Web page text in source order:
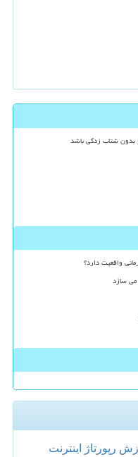
بدون شتاب زدگی باشد
واقعیت دارد؟
سازد
رپورتاژ
اینترنت